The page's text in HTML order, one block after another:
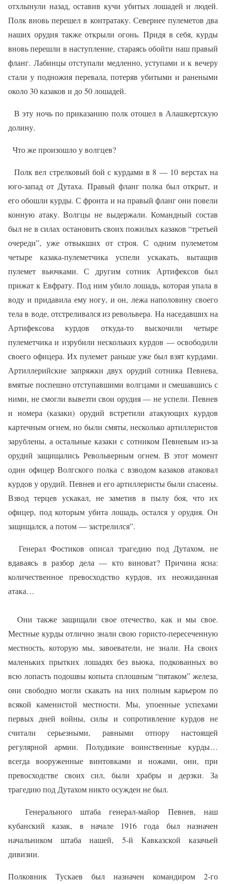
отхлынули назад, оставив кучи убитых лошадей и людей.
Полк вновь перешел в контратаку. Севернее пулеметов два
наших орудия также открыли огонь. Придя в себя, курды
вновь перешли в наступление, стараясь обойти наш правый
фланг. Лабинцы отступали медленно, уступами и к вечеру
стали у подножия перевала, потеряв убитыми и ранеными
около 30 казаков и до 50 лошадей.
В эту ночь по приказанию полк отошел в Алашкертскую
долину.
Что же произошло у волгцев?
Полк вел стрелковый бой с курдами в 8 — 10 верстах на
юго-запад от Дутаха. Правый фланг полка был открыт, и
его обошли курды. С фронта и на правый фланг они повели
конную атаку. Волгцы не выдержали. Командный состав
был не в силах остановить своих пожилых казаков “третьей
очереди”, уже отвыкших от строя. С одним пулеметом
четыре казака-пулеметчика успели ускакать, вытащив
пулемет вьючками. С другим сотник Артифексов был
прижат к Евфрату. Под ним убило лошадь, которая упала в
воду и придавила ему ногу, и он, лежа наполовину своего
тела в воде, отстреливался из револьвера. На наседавших на
Артифексова курдов откуда-то выскочили четыре
пулеметчика и изрубили нескольких курдов — освободили
своего офицера. Их пулемет раньше уже был взят курдами.
Артиллерийские запряжки двух орудий сотника Певнева,
вмятые поспешно отступавшими волгцами и смешавшись с
ними, не смогли вывезти свои орудия — не успели. Певнев
и номера (казаки) орудий встретили атакующих курдов
картечным огнем, но были смяты, несколько артиллеристов
зарублены, а остальные казаки с сотником Певневым из-за
орудий защищались Револьверным огнем. В этот момент
один офицер Волгского полка с взводом казаков атаковал
курдов у орудий. Певнев и его артиллеристы были спасены.
Взвод терцев ускакал, не заметив в пылу боя, что их
офицер, под которым убита лошадь, остался у орудия. Он
защищался, а потом — застрелился”.
Генерал Фостиков описал трагедию под Дутахом, не
вдаваясь в разбор дела — кто виноват? Причина ясна:
количественное превосходство курдов, их неожиданная
атака…
Они также защищали свое отечество, как и мы свое.
Местные курды отлично знали свою гористо-пересеченную
местность, которую мы, завоеватели, не знали. На своих
маленьких прытких лошадях без вьюка, подкованных во
всю лопасть подошвы копыта сплошным “пятаком” железа,
они свободно могли скакать на них полным карьером по
всякой каменистой местности. Мы, упоенные успехами
первых дней войны, силы и сопротивление курдов не
считали серьезными, равными отпору настоящей
регулярной армии. Полудикие воинственные курды…
всегда вооруженные винтовками и ножами, они, при
превосходстве своих сил, были храбры и дерзки. За
трагедию под Дутахом никто осужден не был.
Генерального штаба генерал-майор Певнев, наш
кубанский казак, в начале 1916 года был назначен
начальником штаба нашей, 5-й Кавказской казачьей
дивизии.
Полковник Тускаев был назначен командиром 2-го